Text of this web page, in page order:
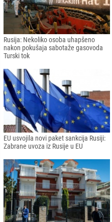
Rusija: Nekoliko osoba uhapšeno
nakon pokušaja sabotaže gasovoda
Turski tok
EU usvojila novi paket sankcija Rusiji:
Zabrane uvoza iz Rusije u EU